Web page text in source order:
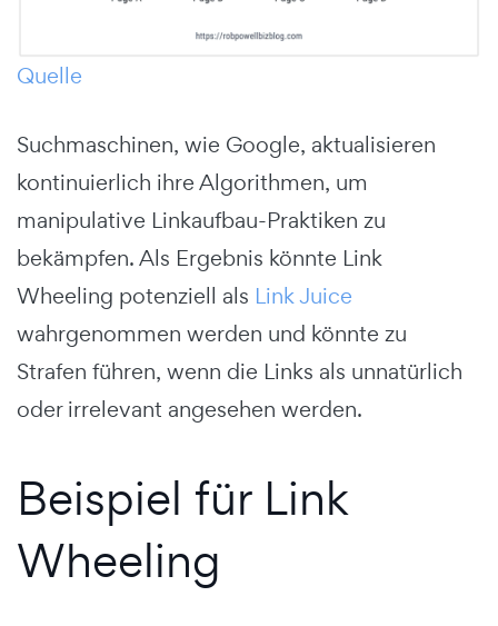
Quelle
Suchmaschinen, wie Google, aktualisieren
kontinuierlich ihre Algorithmen, um
manipulative Linkaufbau-Praktiken zu
bekämpfen. Als Ergebnis könnte Link
Wheeling potenziell als Link Juice
wahrgenommen werden und könnte zu
Strafen führen, wenn die Links als unnatürlich
oder irrelevant angesehen werden.
Beispiel für Link
Wheeling